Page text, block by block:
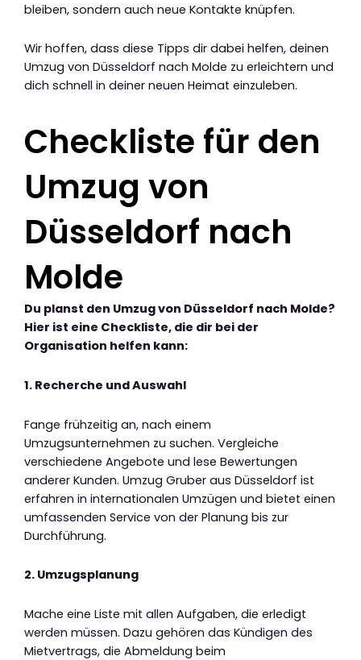
bleiben, sondern auch neue Kontakte knüpfen.
Wir hoffen, dass diese Tipps dir dabei helfen, deinen
Umzug von Düsseldorf nach Molde zu erleichtern und
dich schnell in deiner neuen Heimat einzuleben.
Checkliste für den
Umzug von
Düsseldorf nach
Molde
Du planst den Umzug von Düsseldorf nach Molde?
Hier ist eine Checkliste, die dir bei der
Organisation helfen kann:
1. Recherche und Auswahl
Fange frühzeitig an, nach einem
Umzugsunternehmen zu suchen. Vergleiche
verschiedene Angebote und lese Bewertungen
anderer Kunden. Umzug Gruber aus Düsseldorf ist
erfahren in internationalen Umzügen und bietet einen
umfassenden Service von der Planung bis zur
Durchführung.
2. Umzugsplanung
Mache eine Liste mit allen Aufgaben, die erledigt
werden müssen. Dazu gehören das Kündigen des
Mietvertrags, die Abmeldung beim